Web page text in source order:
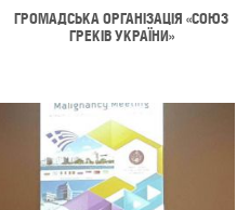
ГРОМАДСЬКА ОРГАНІЗАЦІЯ «СОЮЗ
ГРЕКІВ УКРАЇНИ»